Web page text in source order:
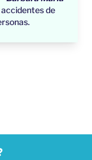
accidentes de